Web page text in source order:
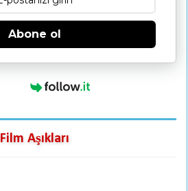
Abone ol
Film Aşıkları